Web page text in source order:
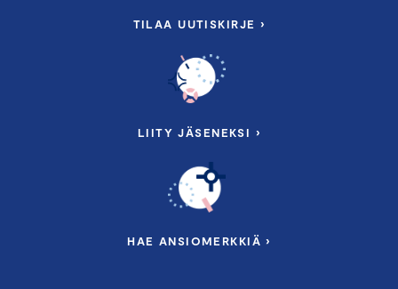
TILAA UUTISKIRJE ›
LIITY JÄSENEKSI ›
HAE ANSIOMERKKIÄ ›